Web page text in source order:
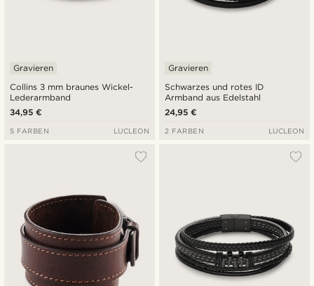
Collins 3 mm braunes Wickel-
Lederarmband
Gravieren
34,95 €
5 FARBEN LUCLEON
Schwarzes und rotes ID
Armband aus Edelstahl
Gravieren
24,95 €
2 FARBEN LUCLEON